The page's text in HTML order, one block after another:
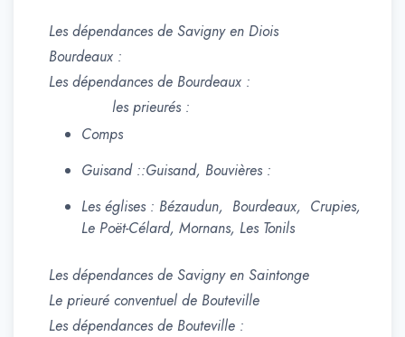
Les dépendances de Savigny en Diois
Bourdeaux :
Les dépendances de Bourdeaux :
les prieurés :
Comps
Guisand ::Guisand, Bouvières :
Les églises : Bézaudun, Bourdeaux, Crupies,
Le Poët-Célard, Mornans, Les Tonils
Les dépendances de Savigny en Saintonge
Le prieuré conventuel de Bouteville
Les dépendances de Bouteville :